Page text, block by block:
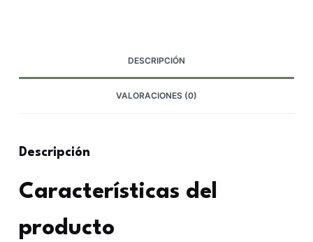
cantidad
DESCRIPCIÓN
VALORACIONES (0)
Descripción
Características del
producto